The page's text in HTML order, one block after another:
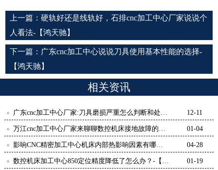
上一篇： 硬轨好还是线轨好，石排cnc加工中心厂家说说个
人看法-【鸿天驰】
下一篇： 广东cnc加工中心说说刀具使用基本性能的选择-
【鸿天驰】
相关资讯
广东cnc加工中心厂家:刀具磨损严重怎么判断和处
理？-【鸿天驰】
12-11
万江cnc加工中心厂家来聊聊数控机床接地故障的问
题-【鸿天驰】
01-04
影响CNC精密加工中心机床内部热影响因素有哪
些？-【鸿天驰】
04-28
数控机床加工中心850定位精度降低了怎么办？-【鸿 01-19